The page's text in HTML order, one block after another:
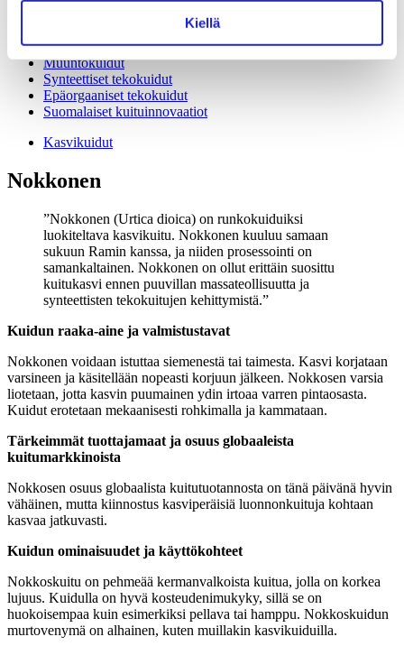
Kiellä
Eläinkuidut
Muuntokuidut
Synteettiset tekokuidut
Epäorgaaniset tekokuidut
Suomalaiset kuituinnovaatiot
Kasvikuidut
Nokkonen
Nokkonen (Urtica dioica) on runkokuiduiksi
luokiteltava kasvikuitu. Nokkonen kuuluu samaan
sukuun Ramin kanssa, ja niiden prosessointi on
samankaltainen. Nokkonen on ollut erittäin suosittu
kuitukasvi ennen puuvillan massateollisuutta ja
synteettisten tekokuitujen kehittymistä.
Kuidun raaka-aine ja valmistustavat
Nokkonen voidaan istuttaa siemenestä tai taimesta. Kasvi korjataan
varsineen ja käsitellään nopeasti korjuun jälkeen. Nokkosen varsia
liotetaan, jotta kasvin puumainen ydin irtoaa varren pintaosasta.
Kuidut erotetaan mekaanisesti rohkimalla ja kammataan.
Tärkeimmät tuottajamaat ja osuus globaaleista
kuitumarkkinoista
Nokkosen osuus globaalista kuitutuotannosta on tänä päivänä hyvin
vähäinen, mutta kiinnostus kasviperäisiä luonnonkuituja kohtaan
kasvaa jatkuvasti.
Kuidun ominaisuudet ja käyttökohteet
Nokkoskuitu on pehmeää kermanvalkoista kuitua, jolla on korkea
lujuus. Kuidulla on hyvä kosteudenimukyky, sillä se on
huokoisempaa kuin esimerkiksi pellava tai hamppu. Nokkoskuidun
murtovenymä on alhainen, kuten muillakin kasvikuiduilla.